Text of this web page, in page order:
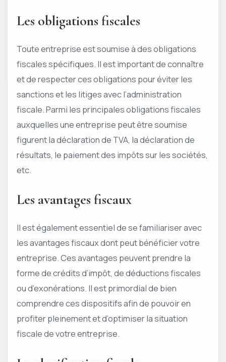
Les obligations fiscales
Toute entreprise est soumise à des obligations
fiscales spécifiques. Il est important de connaître
et de respecter ces obligations pour éviter les
sanctions et les litiges avec l’administration
fiscale. Parmi les principales obligations fiscales
auxquelles une entreprise peut être soumise
figurent la déclaration de TVA, la déclaration de
résultats, le paiement des impôts sur les sociétés,
etc.
Les avantages fiscaux
Il est également essentiel de se familiariser avec
les avantages fiscaux dont peut bénéficier votre
entreprise. Ces avantages peuvent prendre la
forme de crédits d’impôt, de déductions fiscales
ou d’exonérations. Il est primordial de bien
comprendre ces dispositifs afin de pouvoir en
profiter pleinement et d’optimiser la situation
fiscale de votre entreprise.